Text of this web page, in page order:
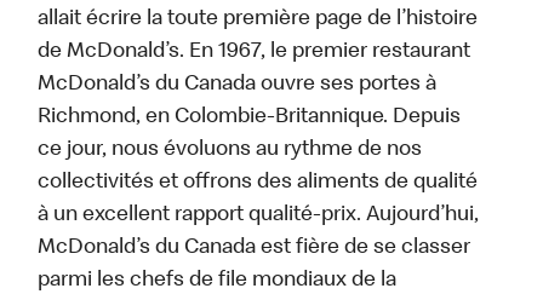
allait écrire la toute première page de l’histoire
de McDonald’s. En 1967, le premier restaurant
McDonald’s du Canada ouvre ses portes à
Richmond, en Colombie-Britannique. Depuis
ce jour, nous évoluons au rythme de nos
collectivités et offrons des aliments de qualité
à un excellent rapport qualité-prix. Aujourd’hui,
McDonald’s du Canada est fière de se classer
parmi les chefs de file mondiaux de la